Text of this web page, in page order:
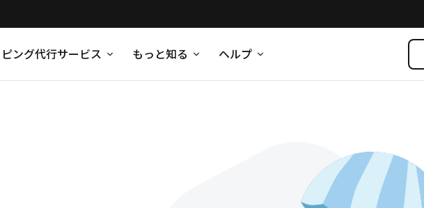
ング代行サービス もっと知る ヘルプ